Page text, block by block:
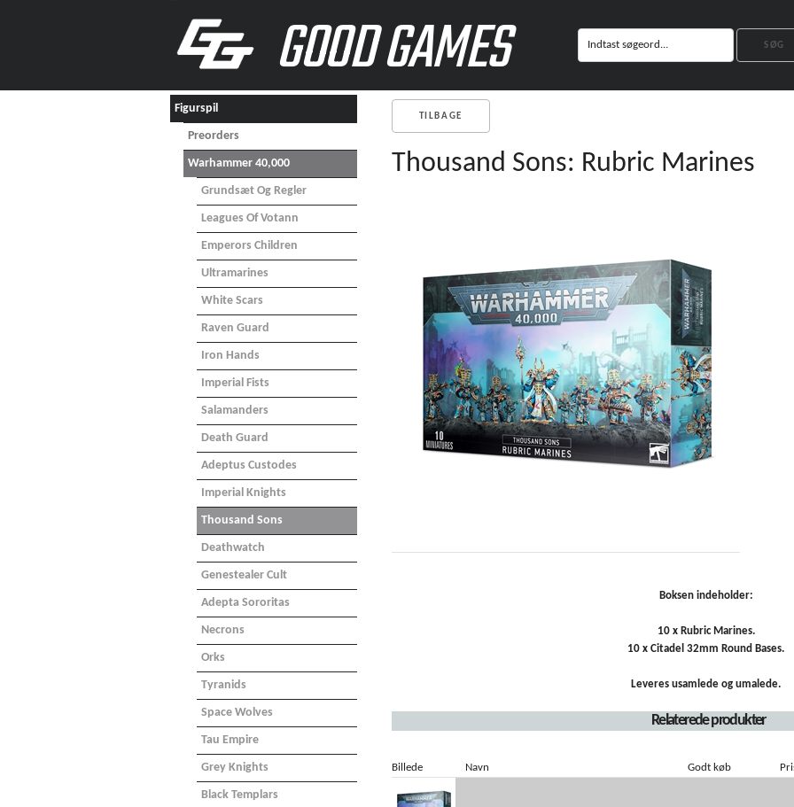
GOOD GAMES
Figurspil
Preorders
Warhammer 40,000
Grundsæt Og Regler
Leagues Of Votann
Emperors Children
Ultramarines
White Scars
Raven Guard
Iron Hands
Imperial Fists
Salamanders
Death Guard
Adeptus Custodes
Imperial Knights
Thousand Sons
Deathwatch
Genestealer Cult
Adepta Sororitas
Necrons
Orks
Tyranids
Space Wolves
Tau Empire
Grey Knights
Black Templars
TILBAGE
Thousand Sons: Rubric Marines
Boksen indeholder:
10 x Rubric Marines.
10 x Citadel 32mm Round Bases.
Leveres usamlede og umalede.
Relaterede produkter
Billede Navn Godt køb